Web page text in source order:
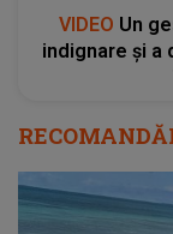
VIDEO Un
indignare și a